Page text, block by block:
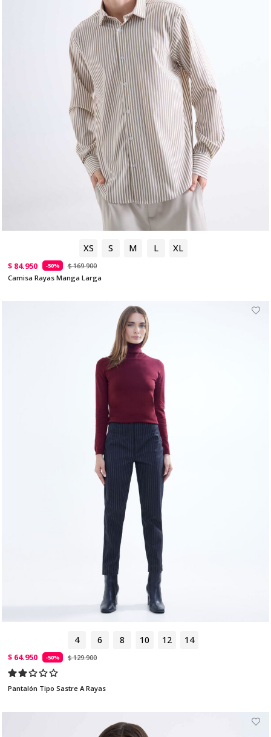
XS S M L XL
$ 84.950 -50%
$ 169.900
Camisa Rayas Manga Larga
4 6 8 10 12 14
$ 64.950 -50% $ 129.900
Pantalón Tipo Sastre A Rayas